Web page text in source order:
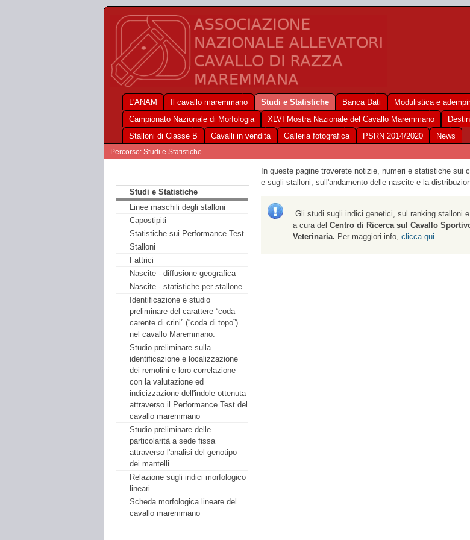
L'ANAM Il cavallo maremmano Studi e Statistiche Banca Dati Modulistica e
Campionato Nazionale di Morfologia
XLVI Mostra Nazionale del Cavallo Maremmano
Stalloni di Classe B
Cavalli in vendita Galleria fotografica PSRN 2014/2020 News
Percorso: Studi e Statistiche
Studi e Statistiche
Linee maschili degli stalloni
Capostipiti
Statistiche sui Performance Test
Stalloni
Fattrici
Nascite - diffusione geografica
Nascite - statistiche per stallone
Identificazione e studio
preliminare del carattere “coda
carente di crini” (“coda di topo”)
nel cavallo Maremmano.
Studio preliminare sulla
identificazione e localizzazione
dei remolini e loro correlazione
con la valutazione ed
indicizzazione dell'indole ottenuta
attraverso il Performance Test del
cavallo maremmano
Studio preliminare delle
particolarità a sede fissa
attraverso l'analisi del genotipo
dei mantelli
Relazione sugli indici morfologico
lineari
Scheda morfologica lineare del
cavallo maremmano
In queste pagine troverete notizie, numeri e statistiche
e sugli stalloni, sull'andamento delle nascite e la
Gli studi sugli indici genetici, sul ranking stalloni
a cura del Centro di Ricerca sul Cavallo
Veterinaria. Per maggiori info, clicca qui.